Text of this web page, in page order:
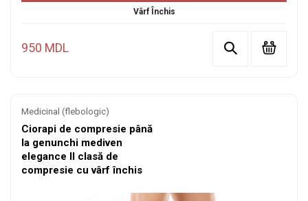
Vârf Închis
950 MDL
Medicinal (flebologic)
Ciorapi de compresie până
la genunchi mediven
elegance II clasă de
compresie cu vârf închis